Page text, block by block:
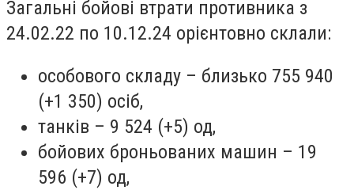
Загальні бойові втрати противника з
24.02.22 по 10.12.24 орієнтовно склали:
особового складу – близько 755 940
(+1 350) осіб,
танків – 9 524 (+5) од,
бойових броньованих машин – 19
596 (+7) од,